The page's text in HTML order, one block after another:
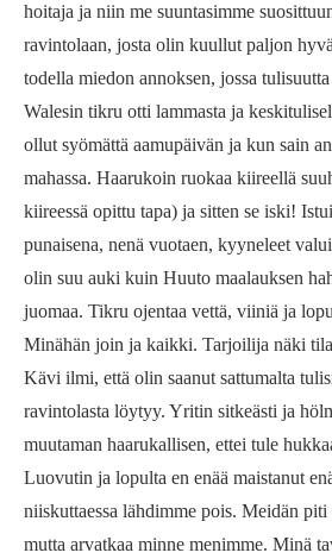
hoitaja ja niin me suuntasimme
ravintolaan, josta olin kuullut paljon
todella miedon annoksen, jossa
Walesin tikru otti lammasta ja
ollut syömättä aamupäivän ja kun sain
mahassa. Haarukoin ruokaa kiireellä
kiireessä opittu tapa) ja sitten se iski!
punaisena, nenä vuotaen, kyyneleet
olin suu auki kuin Huuto maalauksen
juomaa. Tikru ojentaa vettä, viiniä ja
Minähän join ja kaikki. Tarjoilija näki
Kävi ilmi, että olin saanut sattumalta
ravintolasta löytyy. Yritin sitkeästi ja
muutaman haarukallisen, ettei tule
Luovutin ja lopulta en enää maistanut
niiskuttaessa lähdimme pois. Meidän
mutta arvatkaa minne menimme. Minä